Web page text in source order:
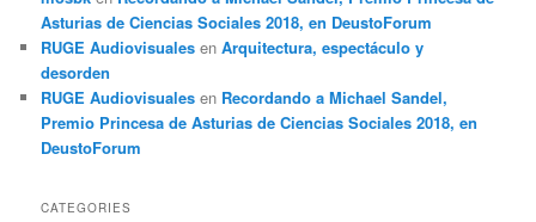
Asturias de Ciencias Sociales 2018, en DeustoForum
RUGE Audiovisuales enArquitectura, espectáculo y
desorden
RUGE Audiovisuales en Recordando a Michael Sandel,
Premio Princesa de Asturias de Ciencias Sociales 2018, en
DeustoForum
CATEGORIES